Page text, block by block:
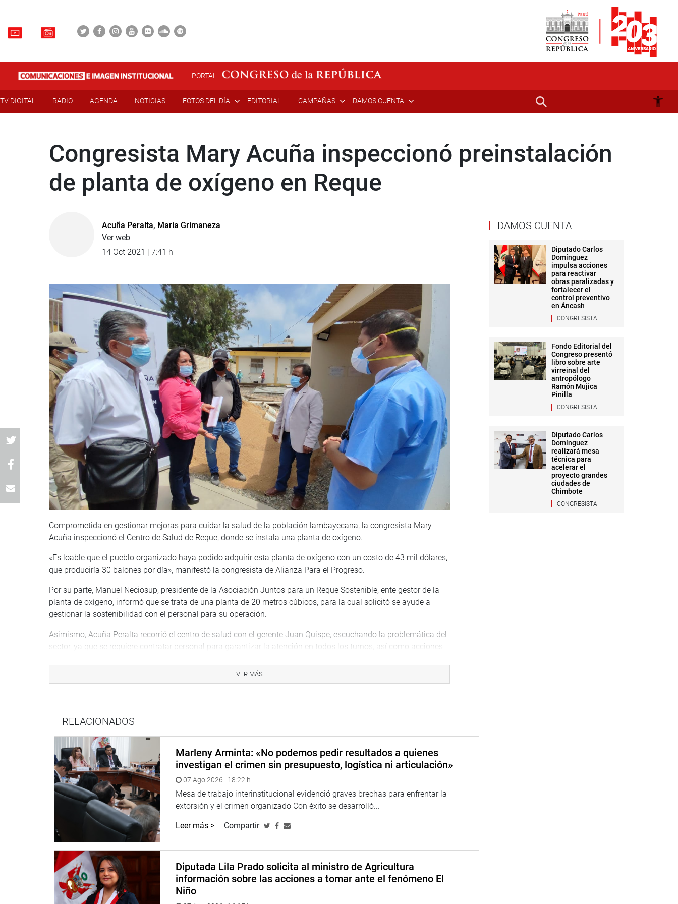
PORTAL
TV DIGITAL RADIO AGENDA NOTICIAS FOTOS DEL DÍA EDITORIAL CAMPAÑAS DAMOS CUENTA
Congresista Mary Acuña inspeccionó preinstalación
de planta de oxígeno en Reque
Acuña Peralta, María Grimaneza
Ver web
14 Oct 2021 | 7:41 h
Comprometida en gestionar mejoras para cuidar la salud de la población lambayecana, la congresista Mary
Acuña inspeccionó el Centro de Salud de Reque, donde se instala una planta de oxígeno.
«Es loable que el pueblo organizado haya podido adquirir esta planta de oxígeno con un costo de 43 mil dólares,
que produciría 30 balones por día», manifestó la congresista de Alianza Para el Progreso.
Por su parte, Manuel Neciosup, presidente de la Asociación Juntos para un Reque Sostenible, ente gestor de la
planta de oxígeno, informó que se trata de una planta de 20 metros cúbicos, para la cual solicitó se ayude a
gestionar la sostenibilidad con el personal para su operación.
Asimismo, Acuña Peralta recorrió el centro de salud con el gerente Juan Quispe, escuchando la problemática del
sector, ya que se requiere contratar personal para garantizar la atención en todos los turnos, así como acciones
Finalmente, con el personal de salud y miembros de la asociación visitaron el terreno destinado para el nuevo
Lambayeque Mary Acuña se reunió con comités de vasos de leche, comedores populares y ollas comunes del
distrito de Zaña.
VER MÁS
RELACIONADOS
Marleny Arminta: «No podemos pedir resultados a quienes
investigan el crimen sin presupuesto, logística ni articulación»
07 Ago 2026 | 18:22 h
Mesa de trabajo interinstitucional evidenció graves brechas para enfrentar la
extorsión y el crimen organizado Con éxito se desarrolló...
Leer más > Compartir
Diputada Lila Prado solicita al ministro de Agricultura
información sobre las acciones a tomar ante el fenómeno El
Niño
DAMOS CUENTA
Diputado Carlos
Domínguez
impulsa acciones
para reactivar
obras paralizadas y
fortalecer el
control preventivo
en Áncash
CONGRESISTA
Fondo Editorial del
Congreso presentó
libro sobre arte
virreinal del
antropólogo
Ramón Mujica
Pinilla
CONGRESISTA
Diputado Carlos
Domínguez
realizará mesa
técnica para
acelerar el
proyecto grandes
ciudades de
Chimbote
CONGRESISTA